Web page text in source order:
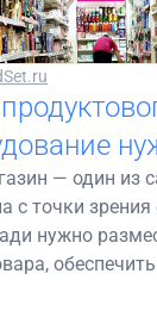
— один из
с точки
нужно